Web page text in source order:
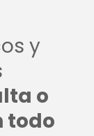
y
o
todo